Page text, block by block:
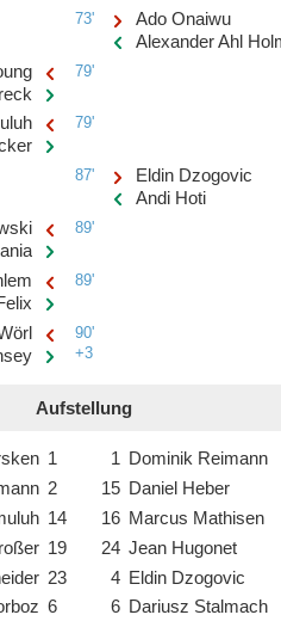
73'
Ado Onaiwu
Alexander Ahl
79'
79'
87'
Eldin Dzogovic
Andi Hoti
89'
89'
90'
+3
Aufstellung
1 1
Dominik Reimann
2 15 Daniel Heber
14 16 Marcus Mathisen
19 24 Jean Hugonet
23 4 Eldin Dzogovic
6 6 Dariusz Stalmach